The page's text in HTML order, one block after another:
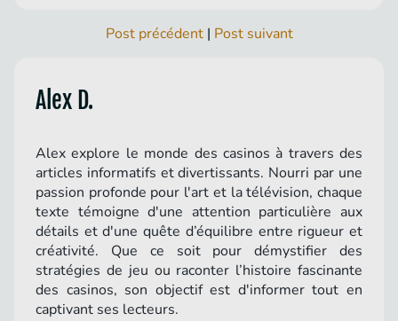
Post précédent| Post suivant
Alex D.
Alex explore le monde des casinos à travers des
articles informatifs et divertissants. Nourri par une
passion profonde pour l'art et la télévision, chaque
texte témoigne d'une attention particulière aux
détails et d'une quête d’équilibre entre rigueur et
créativité. Que ce soit pour démystifier des
stratégies de jeu ou raconter l’histoire fascinante
des casinos, son objectif est d'informer tout en
captivant ses lecteurs.